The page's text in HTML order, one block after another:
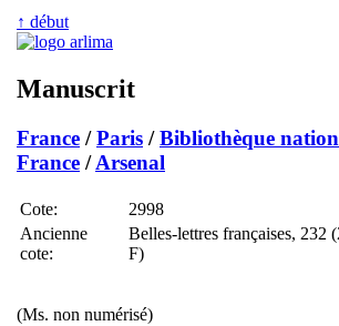
↑ début
Manuscrit
France /Paris /Bibliothèque
France /Arsenal
Cote:
2998
Ancienne
cote:
Belles-lettres françaises, 232
F)
(Ms. non numérisé)